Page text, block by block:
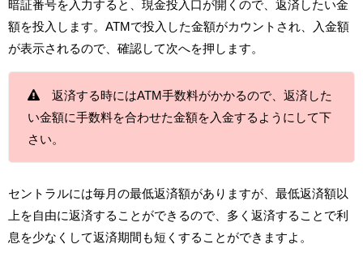
暗証番号を入力すると、現金投入口が開くので、返済したい金
額を投入します。ATMで投入した金額がカウントされ、入金額
が表示されるので、確認して次へを押します。
返済する時にはATM手数料がかかるので、返済した
い金額に手数料を合わせた金額を入金するようにして下
さい。
セントラルには毎月の最低返済額がありますが、最低返済額以
上を自由に返済することができるので、多く返済することで利
息を少なくして返済期間も短くすることができますよ。